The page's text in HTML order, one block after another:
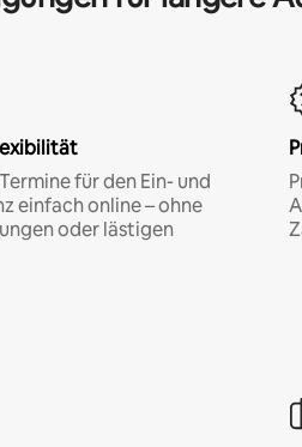
für den Ein- und
einfach online – ohne
oder lästigen